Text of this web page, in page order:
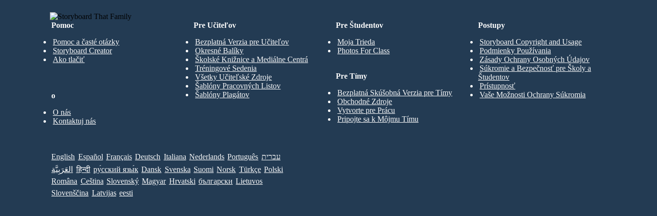
Pomoc
Pomoc a časté otázky
Storyboard Creator
Ako tlačiť
Pre Študentov
Moja Trieda
Photos For Class
Pre Učiteľov
Bezplatná Verzia pre Učiteľov
Okresné Balíky
Školské Knižnice a Mediálne Centrá
Tréningové Sedenia
Všetky Učiteľské Zdroje
Šablóny Pracovných Listov
Šablóny Plagátov
Pre Tímy
Bezplatná Skúšobná Verzia pre Tímy
Obchodné Zdroje
Vytvorte pre Prácu
Pripojte sa k Môjmu Tímu
o
O nás
Kontaktuj nás
Postupy
Storyboard Copyright and Usage
Podmienky Používania
Zásady Ochrany Osobných Údajov
Súkromie a Bezpečnosť pre Školy a
Študentov
Prístupnosť
Vaše Možnosti Ochrany Súkromia
English Español Français Deutsch Italiana Nederlands Português עברית
العَرَبِيَّة
हिन्दी ру́сский язы́к Dansk Svenska Suomi Norsk Türkçe Polski
Româna Ceština Slovenský Magyar Hrvatski български Lietuvos
Slovenščina Latvijas eesti